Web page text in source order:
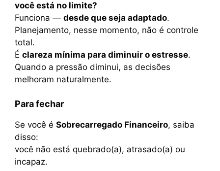
você está no limite?
Funciona — desde que seja adaptado.
Planejamento, nesse momento, não é controle
total.
É clareza mínima para diminuir o estresse.
Quando a pressão diminui, as decisões
melhoram naturalmente.
Para fechar
Se você é Sobrecarregado Financeiro, saiba
disso:
você não está quebrado(a), atrasado(a) ou
incapaz.